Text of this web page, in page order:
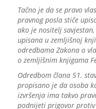
Tačno je da se pravo
pravnog posla stiče
ako je nositelj
upisana u zemljišnoj
odredbama Zakona o
o zemljišnim knjigama
Odredbom člana 51.
propisano je da osoba
izvršenja ima takvo
podnijeti prigovor protiv